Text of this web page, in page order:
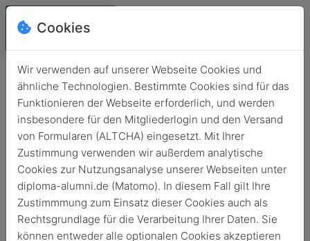
Login
Keine Zugangsdaten?
Cookies
Wir verwenden auf unserer Webseite Cookies und
ähnliche Technologien. Bestimmte Cookies sind für das
Funktionieren der Webseite erforderlich, und werden
insbesondere für den Mitgliederlogin und den Versand
von Formularen (ALTCHA) eingesetzt. Mit Ihrer
Zustimmung verwenden wir außerdem analytische
Cookies zur Nutzungsanalyse unserer Webseiten unter
diploma-alumni.de (Matomo). In diesem Fall gilt Ihre
Zustimmmung zum Einsatz dieser Cookies auch als
Rechtsgrundlage für die Verarbeitung Ihrer Daten. Sie
können entweder alle optionalen Cookies akzeptieren